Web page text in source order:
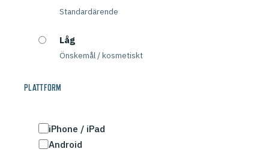
Standardärende
Låg
Önskemål / kosmetiskt
PLATTFORM
iPhone / iPad
Android